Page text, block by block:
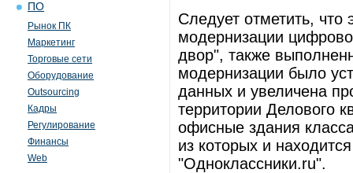
ПО
Рынок ПК
Маркетинг
Торговые сети
Оборудование
Outsourcing
Кадры
Регулирование
Финансы
Web
Следует отметить,
модернизации
двор", также
модернизации было
данных и увеличена
территории Делового
офисные здания
из которых и
"Одноклассники.ru".